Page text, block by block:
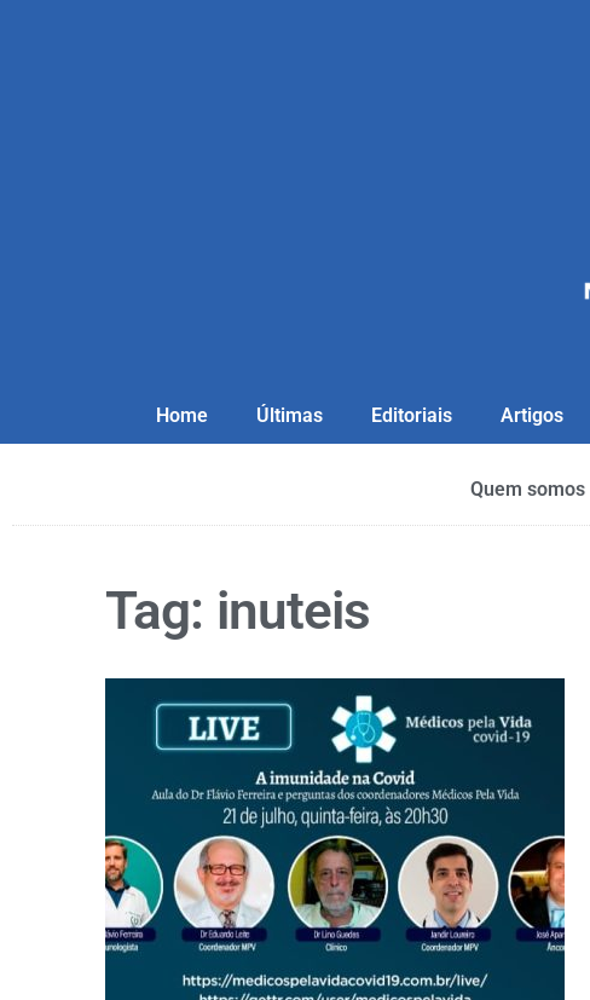
Home Últimas Editoriais Artigos
Quem somos
Tag: inuteis